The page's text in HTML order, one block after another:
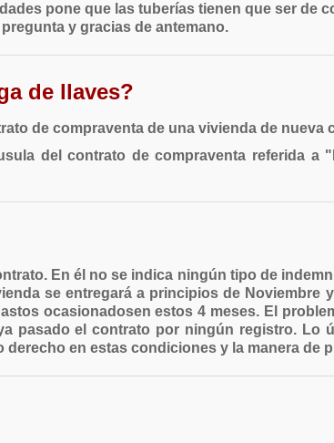
pone que las tuberías tienen que ser de
y gracias de antemano.
de llaves?
de compraventa de una vivienda de nueva
del contrato de compraventa referida a
En él no se indica ningún tipo de
se entregará a principios de Noviembre
ocasionadosen estos 4 meses. El
pasado el contrato por ningún registro. Lo
en estas condiciones y la manera de